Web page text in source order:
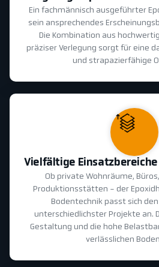
Ein fachmännisch ausgeführter
sein ansprechendes
Die Kombination aus
präziser Verlegung sorgt für eine
und strapazierfähige
Vielfältige Einsatzbereiche
Ob private Wohnräume,
Produktionsstätten - der
Bodentechnik passt sich
unterschiedlichster Projekte an.
Gestaltung und die hohe
verlässlichen